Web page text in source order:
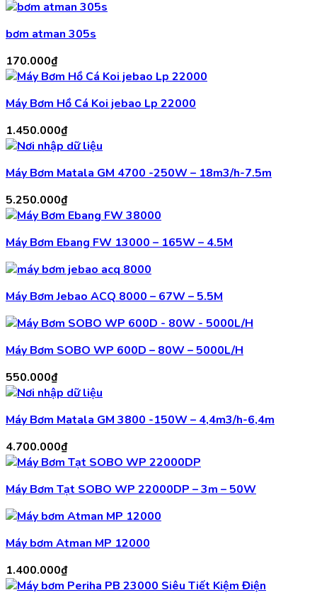
bơm atman 305s
170.000₫
Máy Bơm Hồ Cá Koi jebao Lp 22000
1.450.000₫
Máy Bơm Matala GM 4700 -250W – 18m3/h-7.5m
5.250.000₫
Máy Bơm Ebang FW 13000 – 165W – 4.5M
Máy Bơm Jebao ACQ 8000 – 67W – 5.5M
Máy Bơm SOBO WP 600D – 80W – 5000L/H
550.000₫
Máy Bơm Matala GM 3800 -150W – 4,4m3/h-6,4m
4.700.000₫
Máy Bơm Tạt SOBO WP 22000DP – 3m – 50W
Máy bơm Atman MP 12000
1.400.000₫